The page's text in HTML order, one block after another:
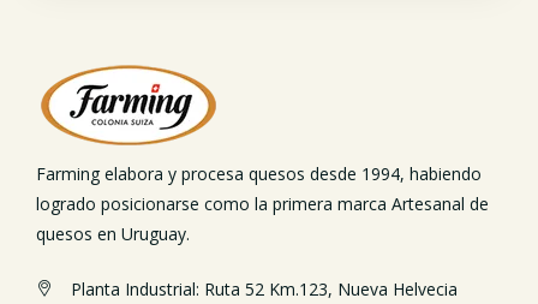
Farming elabora y procesa quesos desde 1994, habiendo
logrado posicionarse como la primera marca Artesanal de
quesos en Uruguay.
Planta Industrial: Ruta 52 Km.123, Nueva Helvecia